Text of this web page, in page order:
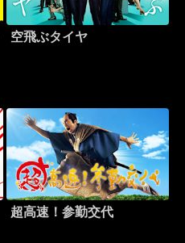
空飛ぶタイヤ
超高速！参勤交代